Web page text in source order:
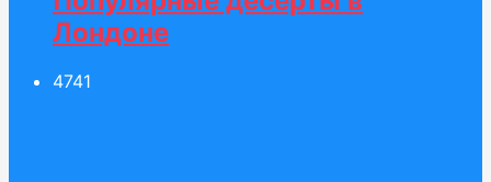
Лондоне
4741